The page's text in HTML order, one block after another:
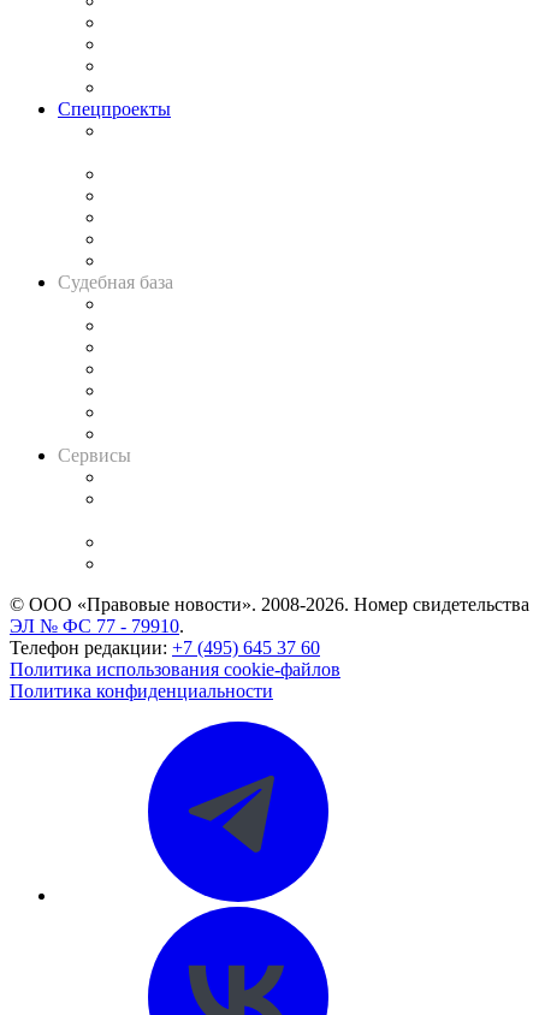
Спецпроекты
Судебная база
Сервисы
© ООО «Правовые новости». 2008-2026. Номер свидетельства
ЭЛ № ФС 77 - 79910.
Телефон редакции: +7 (495) 645 37 60
Политика использования cookie-файлов
Политика конфиденциальности